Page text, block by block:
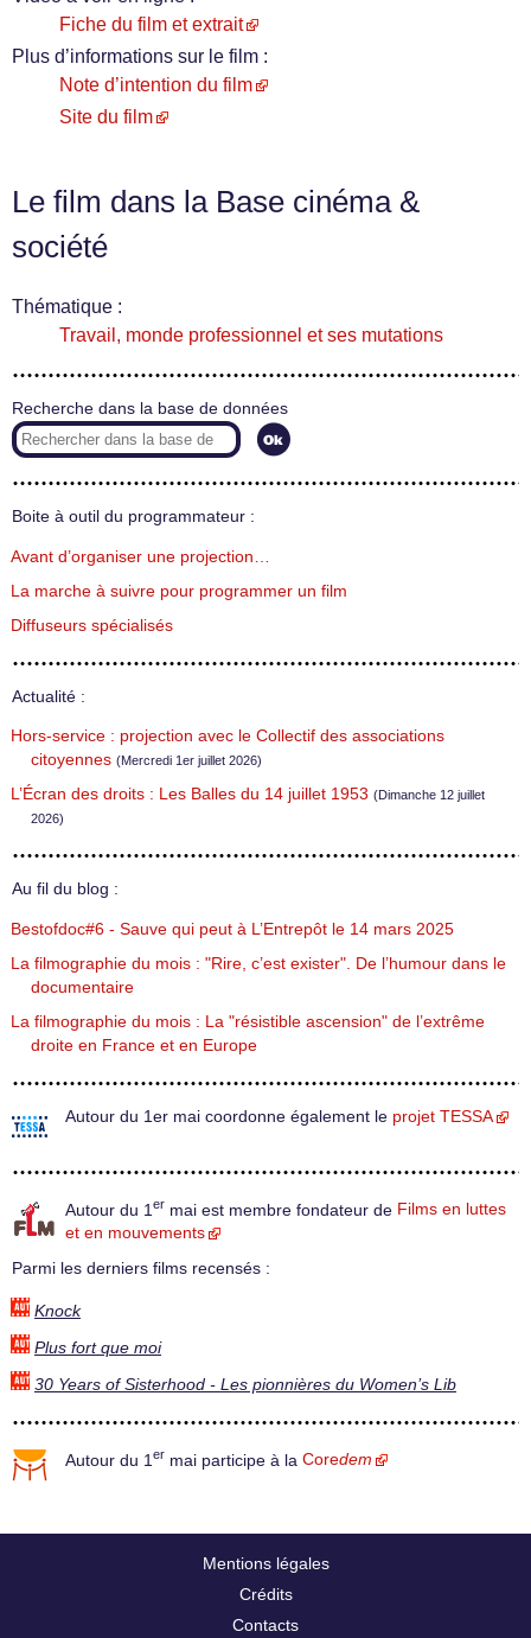
Fiche du film et extrait
Plus d’informations sur le film :
Note d’intention du film
Site du film
Le film dans la Base cinéma &
société
Thématique :
Travail, monde professionnel et ses mutations
Recherche dans la base de données
Boite à outil du programmateur :
Avant d’organiser une projection…
La marche à suivre pour programmer un film
Diffuseurs spécialisés
Actualité :
Hors-service : projection avec le Collectif des associations
citoyennes (Mercredi 1er juillet 2026)
L’Écran des droits : Les Balles du 14 juillet 1953 (Dimanche 12 juillet
2026)
Au fil du blog :
Bestofdoc#6 - Sauve qui peut à L’Entrepôt le 14 mars 2025
La filmographie du mois : "Rire, c’est exister". De l’humour dans le
documentaire
La filmographie du mois : La "résistible ascension" de l’extrême
droite en France et en Europe
Autour du 1er mai coordonne également le projet TESSA
Autour du 1 er mai est membre fondateur de Films en luttes
et en mouvements
Parmi les derniers films recensés :
Knock
Plus fort que moi
30 Years of Sisterhood - Les pionnières du Women’s Lib
Autour du 1 er mai participe à la Coredem
Mentions légales
Crédits
Contacts